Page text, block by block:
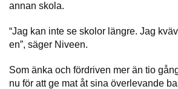
annan skola.
“Jag kan inte se skolor längre. Jag
en”, säger Niveen.
Som änka och fördriven mer än tio
nu för att ge mat åt sina överlevande